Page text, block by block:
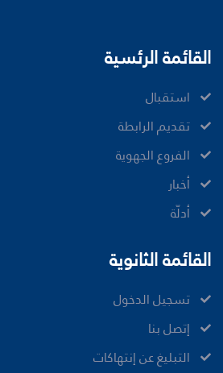
القائمة الرئسية
ﺍﺳﺘﻘﺒﺎﻝ
ﺗﻘﺪﻳﻢ ﺍﻟﺮﺍﺑﻄﺔ
الفروع الجهوية
ﺃﺧﺒﺎﺭ
أدلّة
القائمة الثانوية
تسجيل الدخول
إتصل بنا
ﺍﻟﺘﺒﻠﻴﻎ ﻋﻦ ﺇﻧﺘﻬﺎﻛﺎﺕ